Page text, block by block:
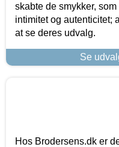
skabte de smykker,
intimitet og autenticitet;
at se deres udvalg.
Se
Hos Brodersens.dk er